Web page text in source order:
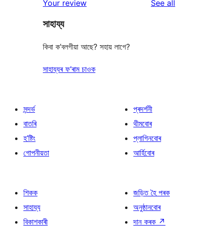
reviews
star
reviews
Your review See all
সাহায্য
কিবা ক’বলগীয়া আছে? সহায় লাগে?
সাহায্যৰ ফ’ৰাম চাওক
সন্দৰ্ভ
বাতৰি
হ’ষ্টিং
গোপনীয়তা
প্ৰদৰ্শনী
থীমবোৰ
প্লাগিনবোৰ
আৰ্হিবোৰ
শিকক
সাহায্য
বিকাশকাৰী
জড়িত হৈ পৰক
অনুষ্ঠানবোৰ
দান কৰক ↗